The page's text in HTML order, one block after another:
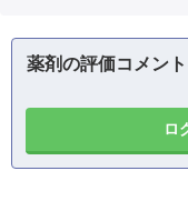
薬剤の評価コメン
ロ